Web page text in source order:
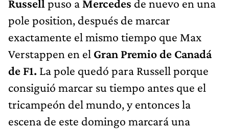
Russell puso a Mercedes de nuevo en una
pole position, después de marcar
exactamente el mismo tiempo que Max
Verstappen en el Gran Premio de Canadá
de F1. La pole quedó para Russell porque
consiguió marcar su tiempo antes que el
tricampeón del mundo, y entonces la
escena de este domingo marcará una